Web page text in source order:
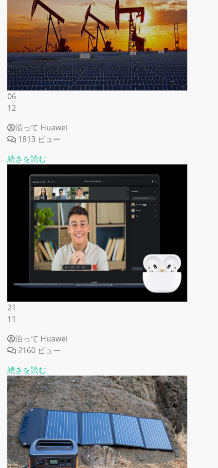
06
12
沿って Huawei
1813 ビュー
続きを読む
21
11
沿って Huawei
2160 ビュー
続きを読む